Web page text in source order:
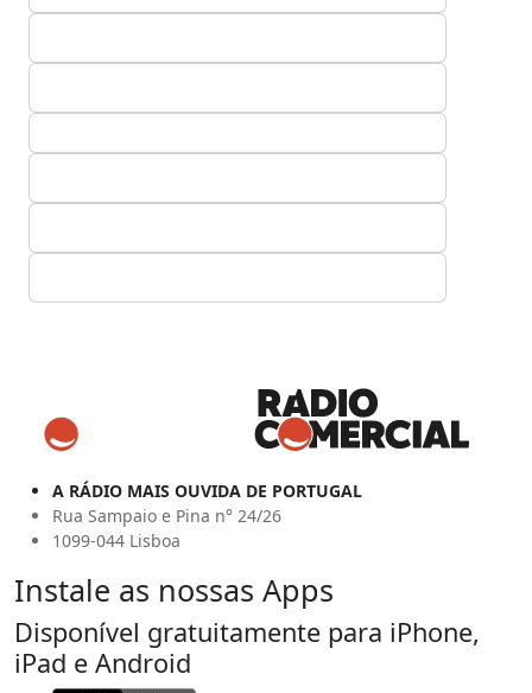
A RÁDIO MAIS OUVIDA DE PORTUGAL
Rua Sampaio e Pina n° 24/26
1099-044 Lisboa
Instale as nossas Apps
Disponível gratuitamente para iPhone,
iPad e Android